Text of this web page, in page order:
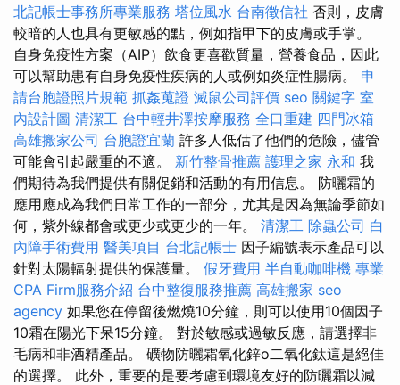
北記帳士事務所專業服務 塔位風水 台南徵信社 否則，皮膚
較暗的人也具有更敏感的點，例如指甲下的皮膚或手掌。
自身免疫性方案（AIP）飲食更喜歡質量，營養食品，因此
可以幫助患有自身免疫性疾病的人或例如炎症性腸病。 申
請台胞證照片規範 抓姦蒐證 滅鼠公司評價 seo 關鍵字 室
內設計圖 清潔工 台中輕井澤按摩服務 全口重建 四門冰箱
高雄搬家公司 台胞證宜蘭 許多人低估了他們的危險，儘管
可能會引起嚴重的不適。 新竹整骨推薦 護理之家 永和 我
們期待為我們提供有關促銷和活動的有用信息。 防曬霜的
應用應成為我們日常工作的一部分，尤其是因為無論季節如
何，紫外線都會或更少或更少的一年。 清潔工 除蟲公司 白
內障手術費用 醫美項目 台北記帳士 因子編號表示產品可以
針對太陽輻射提供的保護量。 假牙費用 半自動咖啡機 專業
CPA Firm服務介紹 台中整復服務推薦 高雄搬家 seo
agency 如果您在停留後燃燒10分鐘，則可以使用10個因子
10霜在陽光下呆15分鐘。 對於敏感或過敏反應，請選擇非
毛病和非酒精產品。 礦物防曬霜氧化鋅o二氧化鈦這是絕佳
的選擇。 此外，重要的是要考慮到環境友好的防曬霜以減